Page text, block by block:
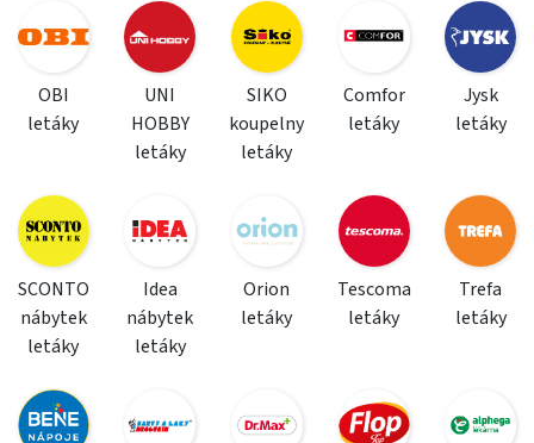
OBI
letáky
UNI
HOBBY
letáky
SIKO
koupelny
letáky
Comfor
letáky
Jysk
letáky
SCONTO
nábytek
letáky
Idea
nábytek
letáky
Orion
letáky
Tescoma
letáky
Trefa
letáky